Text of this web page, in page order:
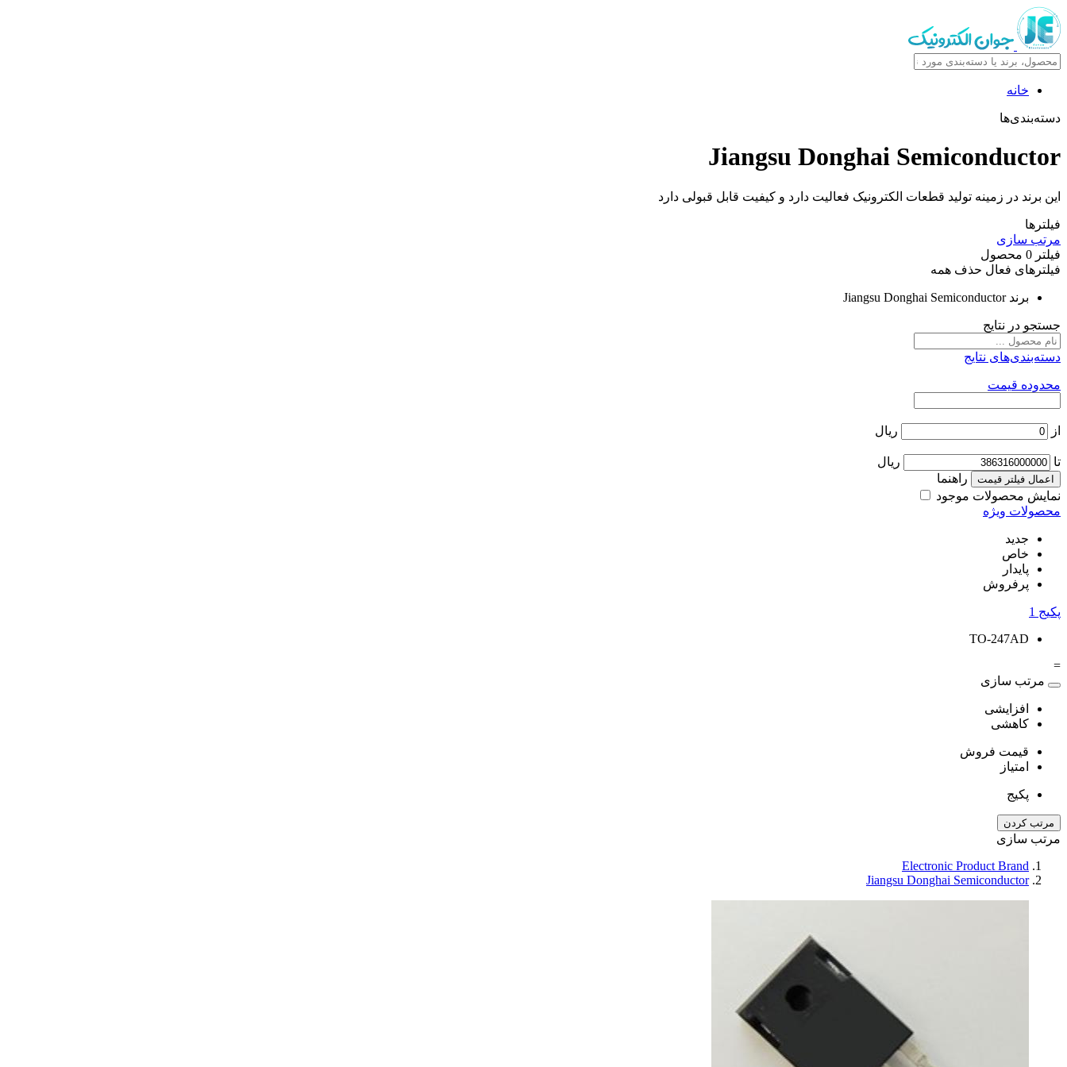
خانه
دسته‌بندی‌ها
Jiangsu Donghai Semiconductor
این برند در زمینه تولید قطعات الکترونیک فعالیت دارد و کیفیت قابل قبولی دارد
فیلترها
مرتب سازی
فیلتر 0 محصول
فیلترهای فعال حذف همه
برند Jiangsu Donghai Semiconductor
جستجو در نتایج
دسته‌بندی‌های نتایج
محدوده قیمت
از ریال
تا ریال
اعمال فیلتر قیمت
راهنما
نمایش محصولات موجود
محصولات ویژه
جدید
خاص
پایدار
پرفروش
پکیج 1
TO-247AD
=
مرتب سازی
افزایشی
کاهشی
قیمت فروش
امتیاز
پکیج
مرتب کردن
مرتب سازی
Electronic Product Brand
Jiangsu Donghai Semiconductor